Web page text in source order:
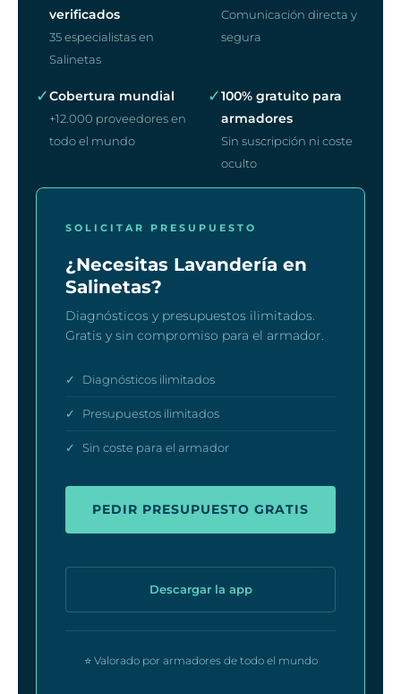
verificados
35 especialistas en
Salinetas
Comunicación directa y
segura
✓Cobertura mundial
+12.000 proveedores en
todo el mundo
✓100% gratuito para
armadores
Sin suscripción ni coste
oculto
SOLICITAR PRESUPUESTO
¿Necesitas Lavandería en
Salinetas?
Diagnósticos y presupuestos ilimitados.
Gratis y sin compromiso para el armador.
✓ Diagnósticos ilimitados
✓ Presupuestos ilimitados
✓ Sin coste para el armador
PEDIR PRESUPUESTO GRATIS
Descargar la app
⭐ Valorado por armadores de todo el mundo